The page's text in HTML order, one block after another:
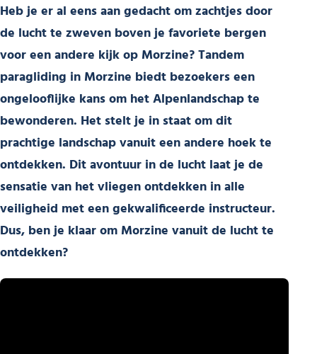
Heb je er al eens aan gedacht om zachtjes door
de lucht te zweven boven je favoriete bergen
voor een andere kijk op Morzine? Tandem
paragliding in Morzine biedt bezoekers een
ongelooflijke kans om het Alpenlandschap te
bewonderen. Het stelt je in staat om dit
prachtige landschap vanuit een andere hoek te
ontdekken. Dit avontuur in de lucht laat je de
sensatie van het vliegen ontdekken in alle
veiligheid met een gekwalificeerde instructeur.
Dus, ben je klaar om Morzine vanuit de lucht te
ontdekken?